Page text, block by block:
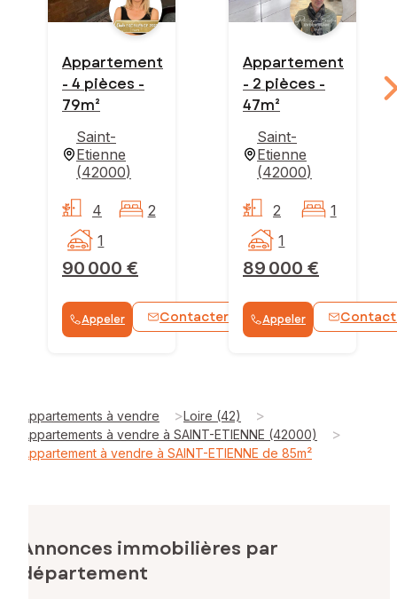
Appartement
- 4 pièces -
79m²
Saint-
Etienne
(42000)
90 000 €
4
2
1
Appeler Contacter WhatsApp
Appartement
- 2 pièces -
47m²
Saint-
Etienne
(42000)
89 000 €
2
1
1
Appeler
Appartements à vendre >Loire (42) >
Appartements à vendre à SAINT-ETIENNE (42000) >
Appartement à vendre à SAINT-ETIENNE de 85m²
Annonces immobilières par
département